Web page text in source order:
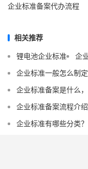
企业标准备案代办流程
相关推荐
锂电池企业标准
企
企业标准一般怎么制
企业标准备案是什么
企业标准备案流程介绍
企业标准有哪些分类？